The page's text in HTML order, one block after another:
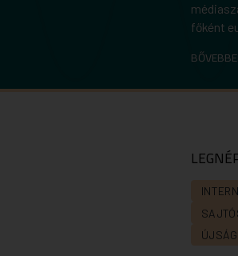
főként